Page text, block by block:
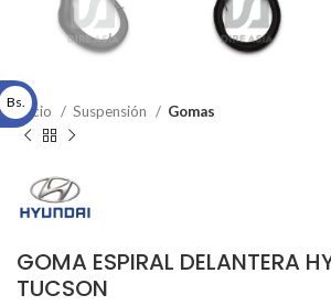
Inicio Suspensión Gomas
GOMA ESPIRAL DELANTERA
TUCSON
Bs.